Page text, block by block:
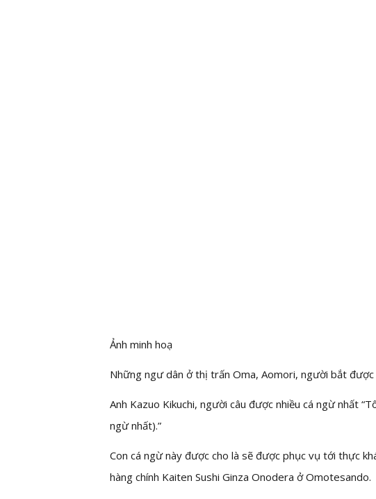
Ảnh minh hoạ
Những ngư dân ở thị trấn Oma, Aomori, người bắt
Anh Kazuo Kikuchi, người câu được nhiều cá ngừ nhất
ngừ nhất).”
Con cá ngừ này được cho là sẽ được phục vụ tới thực
hàng chính Kaiten Sushi Ginza Onodera ở Omotesando.